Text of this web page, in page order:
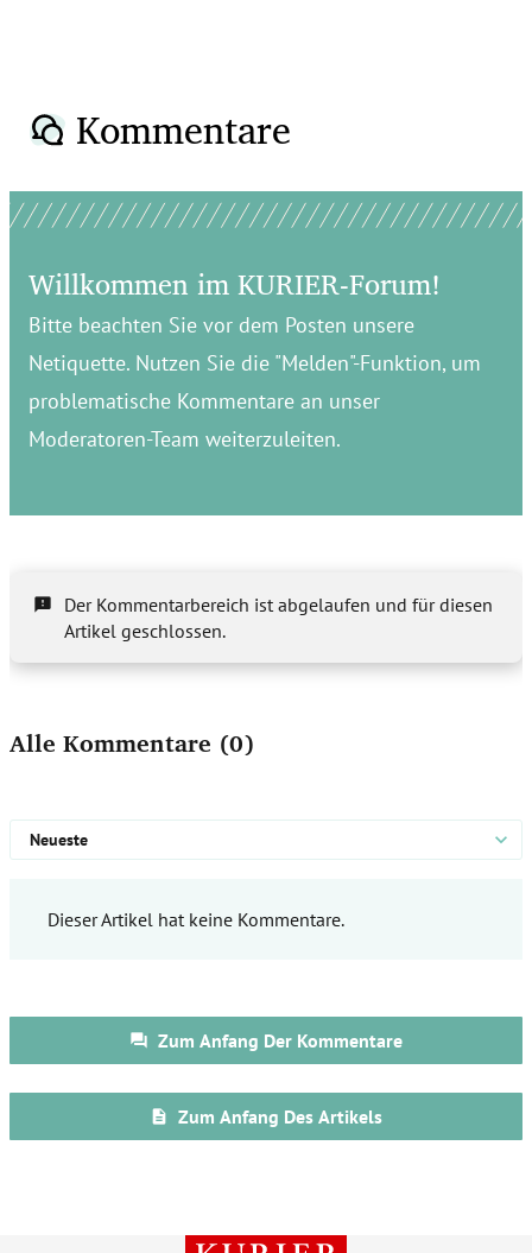
Kommentare